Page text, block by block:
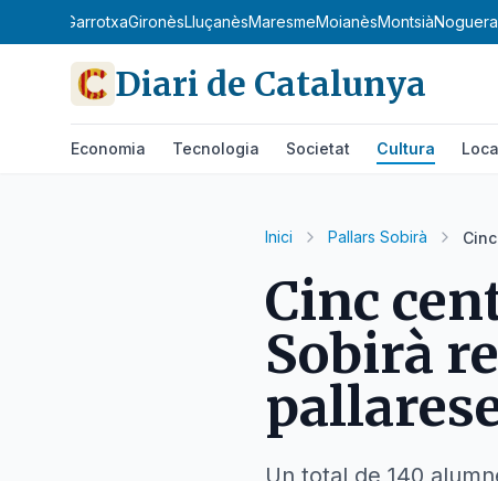
GarrotxaGironèsLluçanèsMaresmeMoianèsMontsiàNoguera
Diari de Catalunya
Economia Tecnologia Societat Cultura
Inici Pallars Sobirà
Cinc
Sobirà
Un total de 140